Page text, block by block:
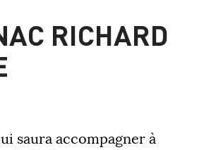
RICHARD
saura accompagner à